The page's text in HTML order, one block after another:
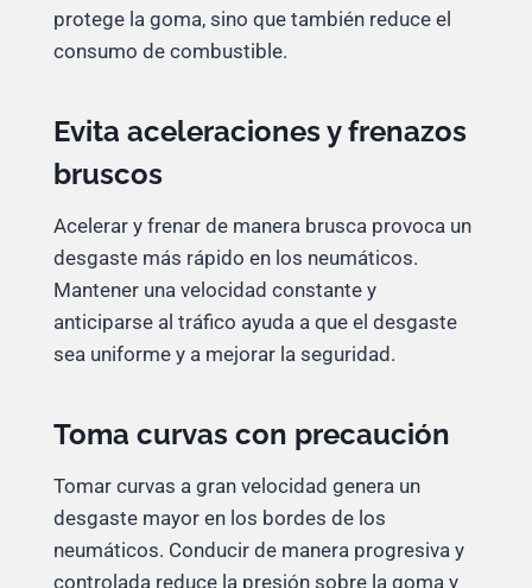
protege la goma, sino que también reduce el
consumo de combustible.
Evita aceleraciones y frenazos
bruscos
Acelerar y frenar de manera brusca provoca un
desgaste más rápido en los neumáticos.
Mantener una velocidad constante y
anticiparse al tráfico ayuda a que el desgaste
sea uniforme y a mejorar la seguridad.
Toma curvas con precaución
Tomar curvas a gran velocidad genera un
desgaste mayor en los bordes de los
neumáticos. Conducir de manera progresiva y
controlada reduce la presión sobre la goma y